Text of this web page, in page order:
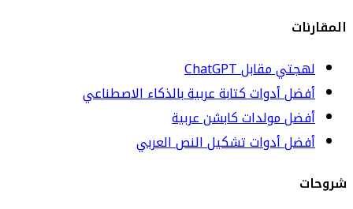
المقارنات
لهجتي مقابل ChatGPT
أفضل أدوات كتابة عربية بالذكاء الاصطناعي
أفضل مولدات كابشن عربية
أفضل أدوات تشكيل النص العربي
شروحات